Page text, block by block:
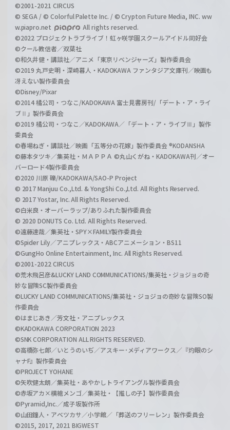
©2001-2021 CIRCUS
© SEGA / © Colorful Palette Inc. / © Crypton Future Media, INC. ww
w.piapro.net
All rights reserved.
©2022 プロジェクトラブライブ！虹ヶ咲学園スクールアイドル同好会
©クール教信者／双葉社
©和久井健・講談社／アニメ「東京リベンジャーズ」製作委員会
©2019 丸戸史明・深崎暮人・KADOKAWA ファンタジア文庫刊／映画も
冴えない製作委員会
©Disney/Pixar
©2014 橘公司・つなこ/KADOKAWA 富士見書房刊/「デート・ア・ライ
ブⅡ」製作委員会
©2019 橘公司・つなこ／KADOKAWA／「デート・ア・ライブⅢ」製作
委員会
©春場ねぎ・講談社／映画「五等分の花嫁」製作委員会 ®KODANSHA
©藤本タツキ／集英社・ＭＡＰＰＡ ©丸山くがね・KADOKAWA刊／オー
バーロード4製作委員会
©2020 川原 礫/KADOKAWA/SAO-P Project
© 2017 Manjuu Co.,Ltd. & YongShi Co.,Ltd. All Rights Reserved.
© 2017 Yostar, Inc. All Rights Reserved.
©白米良・オーバーラップ/ありふれた製作委員会
© 2020 DONUTS Co. Ltd. All Rights Reserved.
©遠藤達哉／集英社・SPY×FAMILY製作委員会
©Spider Lily／アニプレックス・ABCアニメーション・BS11
©GungHo Online Entertainment, Inc. All Rights Reserved.
©2001-2022 CIRCUS
©荒木飛呂彦&LUCKY LAND COMMUNICATIONS/集英社・ジョジョの奇
妙な冒険SC製作委員会
©LUCKY LAND COMMUNICATIONS/集英社・ジョジョの奇妙な冒険SO製
作委員会
©はまじあき／芳文社・アニプレックス
©KADOKAWA CORPORATION 2023
©SNK CORPORATION ALL RIGHTS RESERVED.
©高橋弥七郎／いとうのいぢ／アスキー･メディアワークス／『灼眼のシ
ャナF』製作委員会
©PROJECT YOHANE
©矢吹健太朗／集英社・あやかしトライアングル製作委員会
©赤坂アカ×横槍メンゴ／集英社・【推しの子】製作委員会
©Pyramid,Inc.／成子坂製作所
©山田鐘人・アベツカサ／小学館／「葬送のフリーレン」製作委員会
©2015, 2017, 2021 BIGWEST